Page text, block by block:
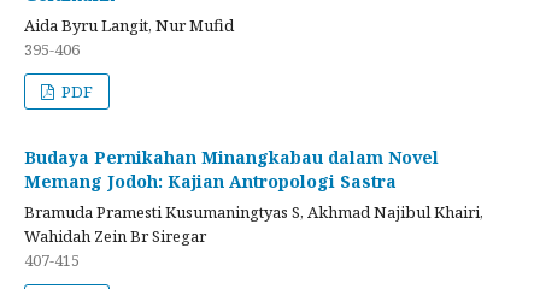
Aida Byru Langit, Nur Mufid
395-406
PDF
Budaya Pernikahan Minangkabau dalam Novel
Memang Jodoh: Kajian Antropologi Sastra
Bramuda Pramesti Kusumaningtyas S, Akhmad Najibul Khairi,
Wahidah Zein Br Siregar
407-415